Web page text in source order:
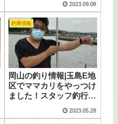
2023.09.08
釣果情報
岡山の釣り情報|玉島E地
区でママカリをやっつけ
ました！スタッフ釣行
2023.05.28